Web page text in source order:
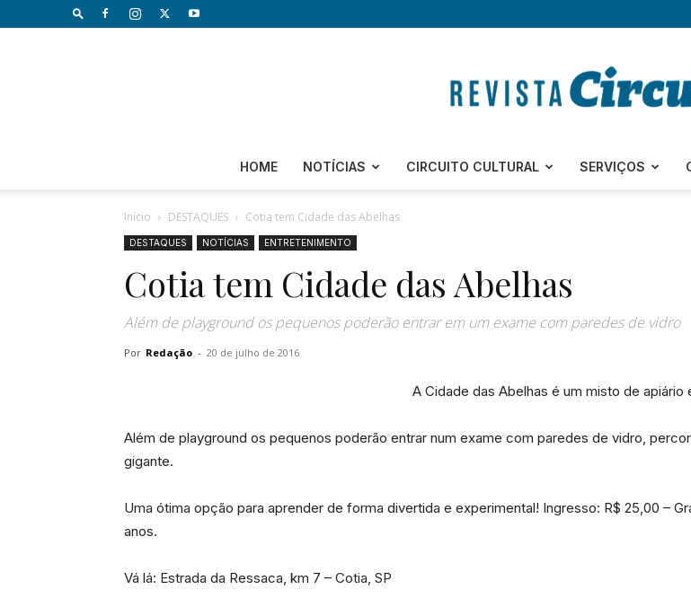
Revista
–
Portal
HOME NOTÍCIAS CIRCUITO CULTURAL SERVIÇOS
Início DESTAQUES Cotia tem Cidade das Abelhas
DESTAQUES NOTÍCIAS ENTRETENIMENTO
Cotia tem Cidade das Abelhas
Além de playground os pequenos poderão entrar em um exame com paredes de vidro
Por Redação - 20 de julho de 2016
A Cidade das Abelhas é um misto de
Além de playground os pequenos poderão entrar num exame com paredes de vidro,
gigante.
Uma ótima opção para aprender de forma divertida e experimental! Ingresso: R$ 25,00 –
anos.
Vá lá: Estrada da Ressaca, km 7 – Cotia, SP